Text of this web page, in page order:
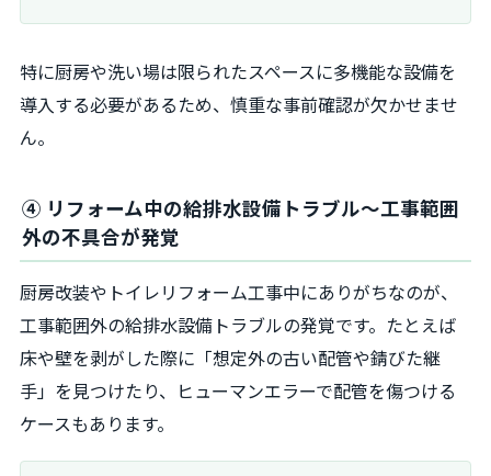
特に厨房や洗い場は限られたスペースに多機能な設備を
導入する必要があるため、慎重な事前確認が欠かせませ
ん。
④ リフォーム中の給排水設備トラブル〜工事範囲
外の不具合が発覚
厨房改装やトイレリフォーム工事中にありがちなのが、
工事範囲外の給排水設備トラブルの発覚です。たとえば
床や壁を剥がした際に「想定外の古い配管や錆びた継
手」を見つけたり、ヒューマンエラーで配管を傷つける
ケースもあります。